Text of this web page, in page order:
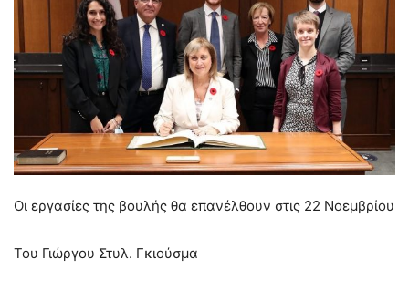
Οι εργασίες της βουλής θα επανέλθουν στις 22 Νοεμβρίου
Του Γιώργου Στυλ. Γκιούσμα